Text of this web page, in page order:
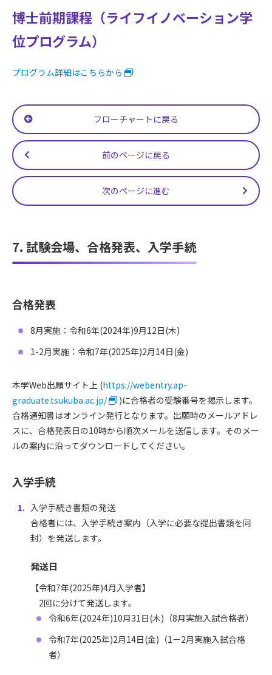
博士前期課程（ライフイノベーション学
位プログラム）
プログラム詳細はこちらから
フローチャートに戻る
前のページに戻る
次のページに進む
7. 試験会場、合格発表、入学手続
合格発表
8月実施：令和6年(2024年)9月12日(木)
1-2月実施：令和7年(2025年)2月14日(金)
本学Web出願サイト上 (https://webentry.ap-
graduate.tsukuba.ac.jp/
)に合格者の受験番号を掲示します。
合格通知書はオンライン発行となります。出願時のメールアドレ
スに、合格発表日の10時から順次メールを送信します。そのメー
ルの案内に沿ってダウンロードしてください。
入学手続
入学手続き書類の発送
合格者には、入学手続き案内（入学に必要な提出書類を同
封）を発送します。
発送日
【令和7年(2025年)4月入学者】
2回に分けて発送します。
令和6年(2024年)10月31日(木)（8月実施入試合格者）
令和7年(2025年)2月14日(金)（1－2月実施入試合格
者）